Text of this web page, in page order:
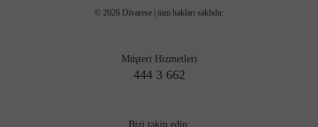
© 2026 Divarese | tüm hakları saklıdır.
Müşteri Hizmetleri
444 3 662
Bizi takip edin: